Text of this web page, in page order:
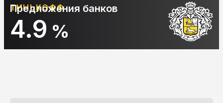
ТИНЬКОФФ
4.9 %
Предложения банков